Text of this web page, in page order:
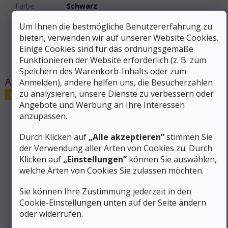
Um Ihnen die bestmögliche Benutzererfahrung zu
bieten, verwenden wir auf unserer Website Cookies.
Einige Cookies sind für das ordnungsgemäße
Funktionieren der Website erforderlich (z. B. zum
Speichern des Warenkorb-Inhalts oder zum
Anmelden), andere helfen uns, die Besucherzahlen
zu analysieren, unsere Dienste zu verbessern oder
Angebote und Werbung an Ihre Interessen
anzupassen.
Durch Klicken auf „Alle akzeptieren”stimmen Sie
der Verwendung aller Arten von Cookies zu. Durch
Klicken auf „Einstellungen” können Sie auswählen,
welche Arten von Cookies Sie zulassen möchten.
Sie können Ihre Zustimmung jederzeit in den
Cookie-Einstellungen unten auf der Seite ändern
oder widerrufen.
Farbe:
Schwarz
Produktart:
Hüte, Handschuhe, Schals
Marken
Smartwool
#sizes_table#: hidden
Verkauf